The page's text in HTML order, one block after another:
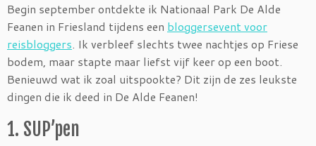
Begin september ontdekte ik Nationaal Park De Alde
Feanen in Friesland tijdens een bloggersevent voor
reisbloggers. Ik verbleef slechts twee nachtjes op Friese
bodem, maar stapte maar liefst vijf keer op een boot.
Benieuwd wat ik zoal uitspookte? Dit zijn de zes leukste
dingen die ik deed in De Alde Feanen!
1. SUP’pen